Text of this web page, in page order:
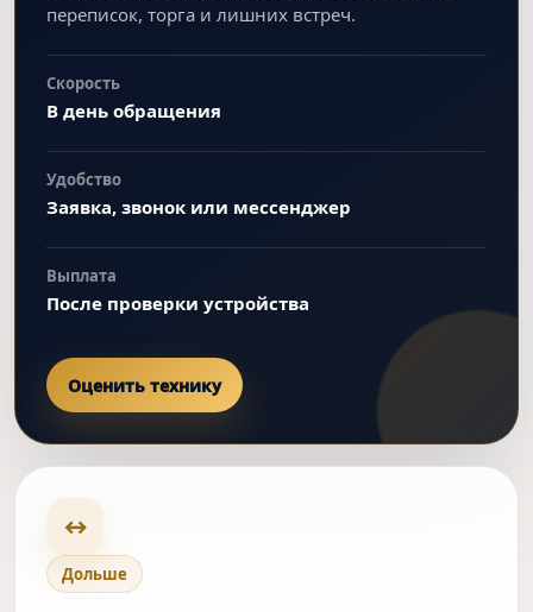
переписок, торга и лишних встреч.
Скорость
В день обращения
Удобство
Заявка, звонок или мессенджер
Выплата
После проверки устройства
Оценить технику
↔
Дольше